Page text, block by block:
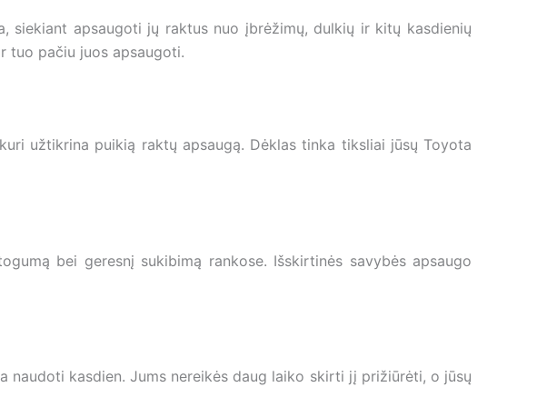
apsaugoti jų raktus nuo įbrėžimų, dulkių ir kitų kasdienių
tuo pačiu juos apsaugoti.
užtikrina puikią raktų apsaugą. Dėklas tinka tiksliai jūsų Toyota
bei geresnį sukibimą rankose. Išskirtinės savybės apsaugo
naudoti kasdien. Jums nereikės daug laiko skirti jį prižiūrėti, o jūsų